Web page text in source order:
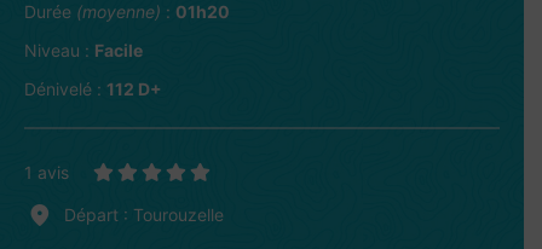
Durée (moyenne) : 01h20
Niveau : Facile
Dénivelé : 112 D+
1 avis
Départ : Tourouzelle